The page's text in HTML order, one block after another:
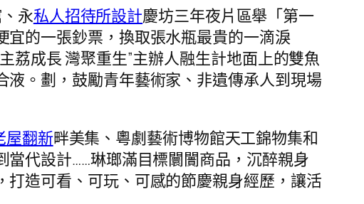
永私人招待所設計慶坊三年夜片區舉「第一
宜的一張鈔票，換取張水瓶最貴的一滴淚
荔成長 灣聚重生”主辦人融生計地面上的雙魚
。劃，鼓勵青年藝術家、非遺傳承人到現場
屋翻新畔美集、粵劇藝術博物館天工錦物集和
代設計……琳瑯滿目標闤闠商品，沉醉親身
造可看、可玩、可感的節慶親身經歷，讓活